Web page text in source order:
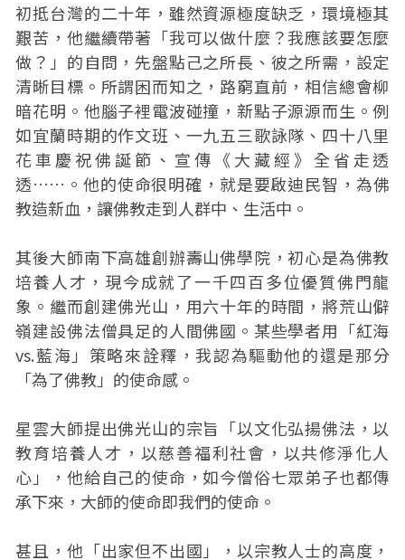
初抵台灣的二十年，雖然資源極度缺乏，環境極其
艱苦，他繼續帶著「我可以做什麼？我應該要怎麼
做？」的自問，先盤點己之所長、彼之所需，設定
清晰目標。所謂困而知之，路窮直前，相信總會柳
暗花明。他腦子裡電波碰撞，新點子源源而生。例
如宜蘭時期的作文班、一九五三歌詠隊、四十八里
花車慶祝佛誕節、宣傳《大藏經》全省走透
透……。他的使命很明確，就是要啟迪民智，為佛
教造新血，讓佛教走到人群中、生活中。
其後大師南下高雄創辦壽山佛學院，初心是為佛教
培養人才，現今成就了一千四百多位優質佛門龍
象。繼而創建佛光山，用六十年的時間，將荒山僻
嶺建設佛法僧具足的人間佛國。某些學者用「紅海
vs.藍海」策略來詮釋，我認為驅動他的還是那分
「為了佛教」的使命感。
星雲大師提出佛光山的宗旨「以文化弘揚佛法，以
教育培養人才，以慈善福利社會，以共修淨化人
心」，他給自己的使命，如今僧俗七眾弟子也都傳
承下來，大師的使命即我們的使命。
甚且，他「出家但不出國」，以宗教人士的高度，